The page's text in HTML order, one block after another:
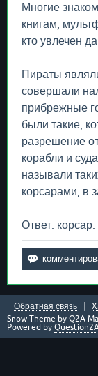
Многие
книгам,
кто увлечен
Пираты
совершали
прибрежные
были такие,
разрешение
корабли и
называли
корсарами, в
Ответ: корсар.
Обратная связь
Snow Theme by Q2A
Powered by